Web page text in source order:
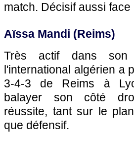
match. Décisif aussi
Aïssa Mandi (Reims)
Très actif dans son
l'international algérien a
3-4-3 de Reims à
balayer son côté
réussite, tant sur le
que défensif.